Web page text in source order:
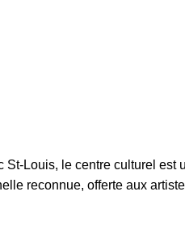
St-Louis, le centre culturel est
reconnue, offerte aux